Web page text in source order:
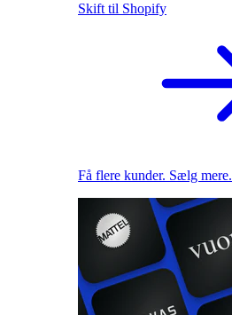
Skift til Shopify
Få flere kunder. Sælg mere.